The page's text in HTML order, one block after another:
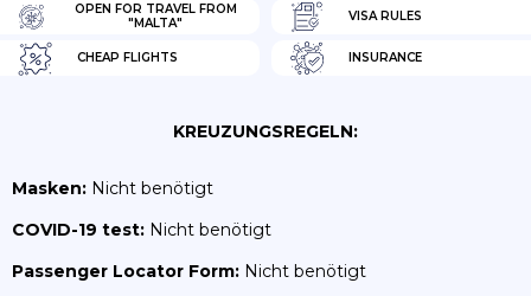
OPEN FOR TRAVEL FROM
"MALTA"
VISA RULES
CHEAP FLIGHTS INSURANCE
KREUZUNGSREGELN:
Masken: Nicht benötigt
COVID-19 test: Nicht benötigt
Passenger Locator Form: Nicht benötigt